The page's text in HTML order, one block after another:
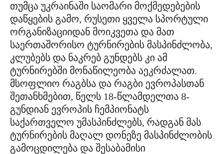
თუმცა უკრაინაში საომარი მოქმედებების
დაწყების გამო, რუსეთი ყველა სპორტული
ორგანიზაციიდან მოიკვეთა და მათ
საერთაშორისო ტურნირების მასპინძლობა,
კლუბებს და ნაკრებ გუნდებს კი ამ
ტურნირებში მონაწილეობა აეკრძალათ.
მსოფლიო რაგბსა და რაგბი ევროპასთან
შეთანხმებით, წელს 18-წლამდელთა 8-
გუნდიან ევროპის ჩემპიონატს
საქართველო უმასპინძლებს, რადგან მას
ტურნირების მაღალ დონეზე მასპინძლობის
გამოცდილება და შესაბამისი